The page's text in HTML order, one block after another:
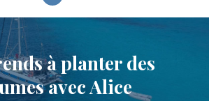
à planter des
avec Alice
TORTUES
& APNÉE
LOGEMENT
& RÉSERVATION